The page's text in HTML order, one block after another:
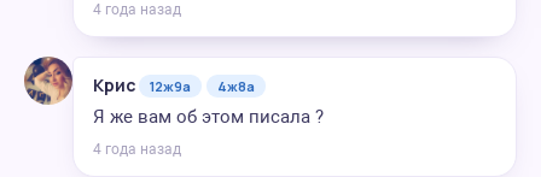
4 года назад
Крис 12ж9а 4ж8а
Я же вам об этом писала ?
4 года назад